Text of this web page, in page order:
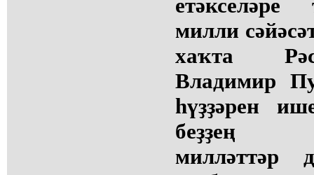
милли
хаҡта
Владимир
һүҙҙәрен
беҙҙең
милләттәр